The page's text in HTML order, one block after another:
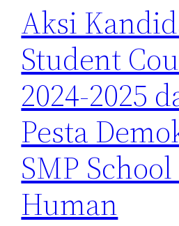
Aksi
Student
2024-2025
Pesta
SMP
Human